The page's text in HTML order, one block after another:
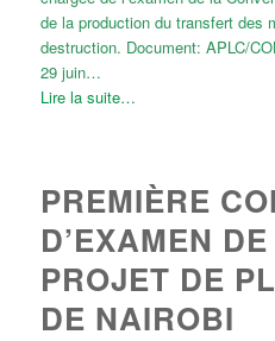
de la production du transfert des
destruction. Document: APLC/
29 juin…
Lire la suite…
PREMIÈRE
D’EXAMEN
PROJET DE
DE NAIROBI